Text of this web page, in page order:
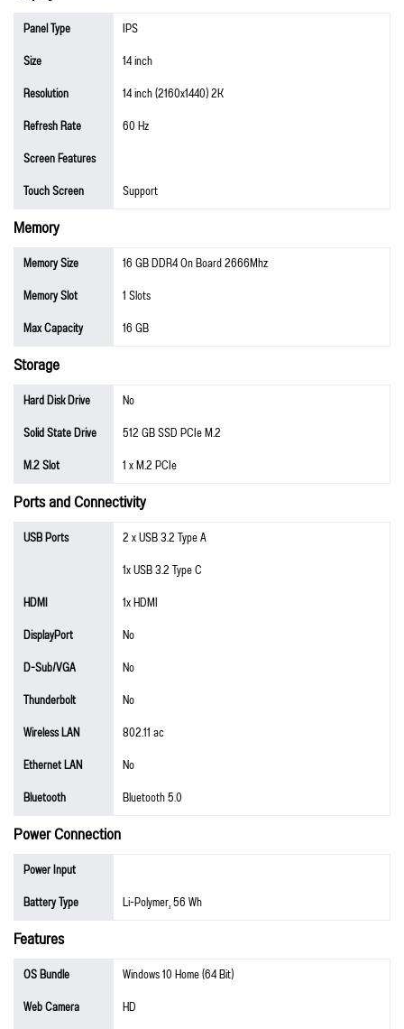
Panel Type
IPS
Size
14 inch
Resolution
14 inch (2160x1440) 2K
Refresh Rate
60 Hz
Screen Features
Touch Screen
Support
Memory
Memory Size
16 GB DDR4 On Board 2666Mhz
Memory Slot
1 Slots
Max Capacity
16 GB
Storage
Hard Disk Drive
No
Solid State Drive
512 GB SSD PCIe M.2
M.2 Slot
1 x M.2 PCIe
Ports and Connectivity
USB Ports
2 x USB 3.2 Type A
1x USB 3.2 Type C
HDMI
1x HDMI
DisplayPort
No
D-Sub/VGA
No
Thunderbolt
No
Wireless LAN
802.11 ac
Ethernet LAN
No
Bluetooth
Bluetooth 5.0
Power Connection
Power Input
Battery Type
Li-Polymer, 56 Wh
Features
OS Bundle
Windows 10 Home (64 Bit)
Web Camera
HD